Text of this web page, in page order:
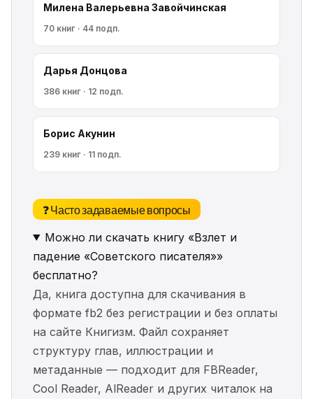
Милена Валерьевна Завойчинская
70 книг · 44 подп.
Дарья Донцова
386 книг · 12 подп.
Борис Акунин
239 книг · 11 подп.
❓ Часто задаваемые вопросы
Можно ли скачать книгу «Взлет и
падение «Советского писателя»»
бесплатно?
Да, книга доступна для скачивания в
формате fb2 без регистрации и без оплаты
на сайте Книгизм. Файл сохраняет
структуру глав, иллюстрации и
метаданные — подходит для FBReader,
Cool Reader, AlReader и других читалок на